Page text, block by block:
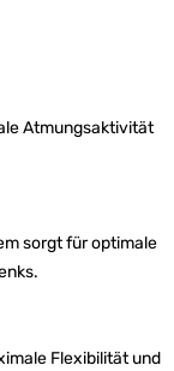
Atmungsaktivität
sorgt für optimale
Flexibilität und